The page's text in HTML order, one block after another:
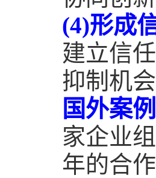
(4)形成
建立信
抑制机
国外案例
家企业
年的合